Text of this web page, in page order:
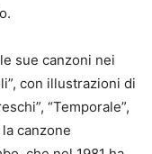
sue canzoni nei
con illustrazioni di
“Temporale”,
canzone